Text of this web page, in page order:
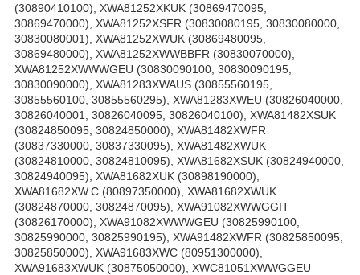
(30890410100), XWA81252XKUK (30869470095,
30869470000), XWA81252XSFR (30830080195, 30830080000,
30830080001), XWA81252XWUK (30869480095,
30869480000), XWA81252XWWBBFR (30830070000),
XWA81252XWWWGEU (30830090100, 30830090195,
30830090000), XWA81283XWAUS (30855560195,
30855560100, 30855560295), XWA81283XWEU (30826040000,
30826040001, 30826040095, 30826040100), XWA81482XSUK
(30824850095, 30824850000), XWA81482XWFR
(30837330000, 30837330095), XWA81482XWUK
(30824810000, 30824810095), XWA81682XSUK (30824940000,
30824940095), XWA81682XUK (30898190000),
XWA81682XW.C (80897350000), XWA81682XWUK
(30824870000, 30824870095), XWA91082XWWGGIT
(30826170000), XWA91082XWWWGEU (30825990100,
30825990000, 30825990195), XWA91482XWFR (30825850095,
30825850000), XWA91683XWC (80951300000),
XWA91683XWUK (30875050000), XWC81051XWWGGEU